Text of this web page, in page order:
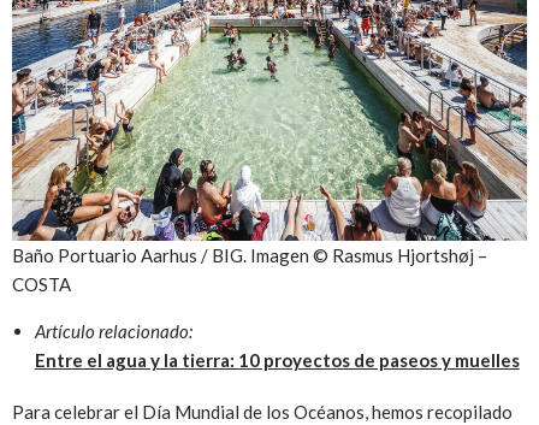
Baño Portuario Aarhus / BIG. Imagen © Rasmus Hjortshøj –
COSTA
Artículo relacionado:
Entre el agua y la tierra: 10 proyectos de paseos y muelles
Para celebrar el Día Mundial de los Océanos, hemos recopilado